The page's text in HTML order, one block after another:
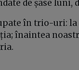
de șase luni,
în trio-uri: la
înaintea